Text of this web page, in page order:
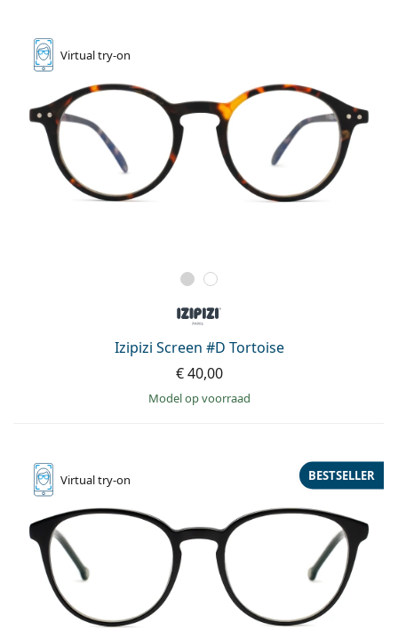
Virtualtry-on
Izipizi Screen #D Tortoise
€ 40,00
model op voorraad
Virtualtry-on BESTSELLER